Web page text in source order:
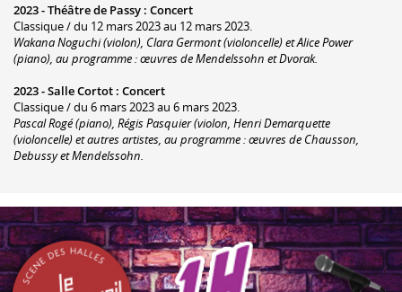
2023 -Théâtre de Passy : Concert
Classique / du 12 mars 2023 au 12 mars 2023.
Wakana Noguchi (violon), Clara Germont (violoncelle) et Alice Power
(piano), au programme : œuvres de Mendelssohn et Dvorak.
2023 -Salle Cortot : Concert
Classique / du 6 mars 2023 au 6 mars 2023.
Pascal Rogé (piano), Régis Pasquier (violon, Henri Demarquette
(violoncelle) et autres artistes, au programme : œuvres de Chausson,
Debussy et Mendelssohn.